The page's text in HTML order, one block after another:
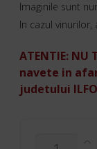
Imaginile sunt
In cazul
ATENTIE:
navete in
judetului